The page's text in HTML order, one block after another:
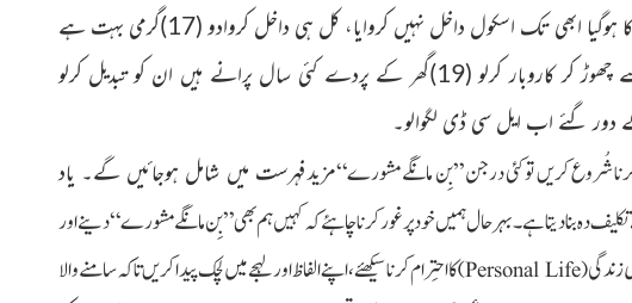
بڑھاپے میں کہاں ہمّت!(16)تمہارا بچّہ تین سال کا ہوگیا ابھی تک اسکول داخل نہیں کروایا، کل ہی داخل کروادو (17)گرمی بہت ہے
گھر میں اے سی لگوا لو (18)نوکری میں کیا رکھا ہے، اسے چھوڑ کر کاروبار کرلو (19)گھر کے پردے کئی سال پرانے ہیں ان کو تبدیل کرلو
شُروع کریں تو کئی درجن ”بِن مانگے مشورے“ مزیدفہرست میں شامل ہوجائیں گے۔ یاد
دہ بنا دیتا ہے۔ بہرحال ہمیں خود پر غور کرنا چاہئے کہ کہیں ہم بھی ”بِن مانگے مشورے“ دینے اور
زندگی(
Personal Life
)کا احتِرام کرنا سیکھئے، اپنے الفاظ اور لہجے میں لچک پیدا کریں تاکہ سامنے والا